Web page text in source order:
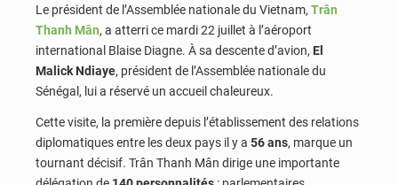
Le président de l’Assemblée nationale du Vietnam, Trân
Thanh Mân, a atterri ce mardi 22 juillet à l’aéroport
international Blaise Diagne. À sa descente d’avion, El
Malick Ndiaye, président de l’Assemblée nationale du
Sénégal, lui a réservé un accueil chaleureux.
Cette visite, la première depuis l’établissement des relations
diplomatiques entre les deux pays il y a 56 ans, marque un
tournant décisif. Trân Thanh Mân dirige une importante